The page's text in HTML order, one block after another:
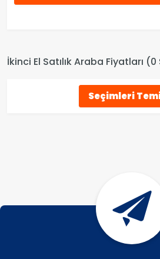
İkinci El Satılık Araba Fiyatları
Seçimleri